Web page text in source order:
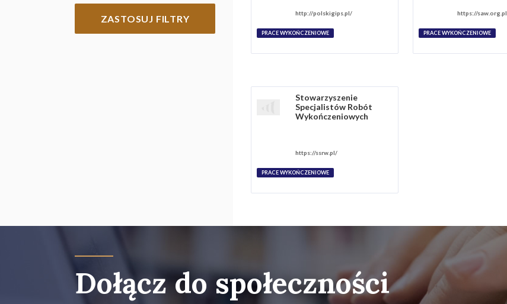
ZASTOSUJ FILTRY http://polskigips.pl/
PRACE WYKOŃCZENIOWE
https://saw.org.pl
PRACE WYKOŃCZENIOWE
Stowarzyszenie
Specjalistów Robót
Wykończeniowych
https://ssrw.pl/
PRACE WYKOŃCZENIOWE
Dołącz do społeczności